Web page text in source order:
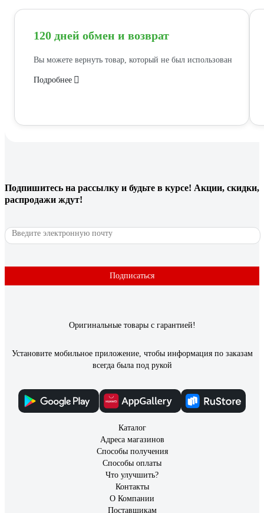
120 дней обмен и возврат
Вы можете вернуть товар, который не был использован
Подробнее
Подпишитесь на рассылку и будьте в курсе! Акции, скидки,
распродажи ждут!
Подписаться
Оригинальные товары с гарантией!
Установите мобильное приложение, чтобы информация по заказам
всегда была под рукой
Каталог
Адреса магазинов
Способы получения
Способы оплаты
Что улучшить?
Контакты
О Компании
Поставщикам